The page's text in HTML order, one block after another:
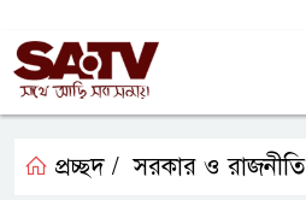
প্রচ্ছদ / সরকার ও রাজনীতি